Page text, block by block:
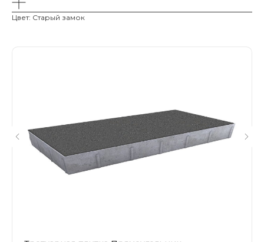
Цвет: Старый замок
Магазин тротуарной плитки и
Правила обработки персональных данных
Политика конфиденциальности